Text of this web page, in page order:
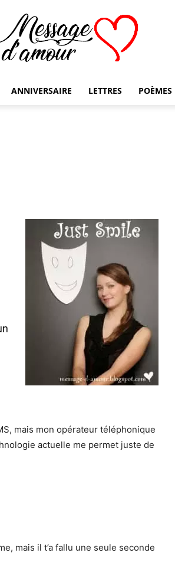
ANNIVERSAIRE LETTRES POÈMES
mais mon opérateur téléphonique
actuelle me permet juste de
mais il t’a fallu une seule seconde